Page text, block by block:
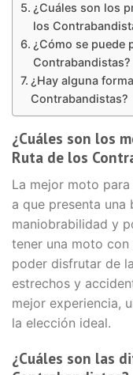
¿Cuáles son los
los
¿Cómo se puede
Contrabandistas?
¿Hay alguna
Contrabandistas?
¿Cuáles son los
Ruta de los
La mejor moto
a que presenta una
maniobrabilidad y
tener una moto con
poder disfrutar de
estrechos y
mejor experiencia,
la elección ideal.
¿Cuáles son las